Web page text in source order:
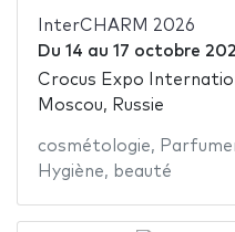
InterCHARM 2026
Du 14 au 17 octobre
Crocus Expo
Moscou, Russie
cosmétologie,
Hygiène, beauté